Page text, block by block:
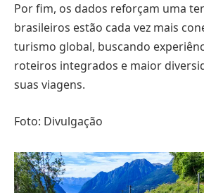
Por fim, os dados reforçam uma
brasileiros estão cada vez mais
turismo global, buscando
roteiros integrados e maior
suas viagens.
Foto: Divulgação